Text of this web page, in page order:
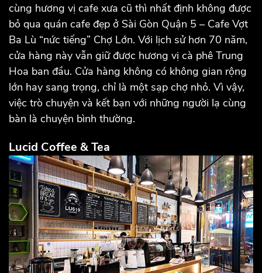
cùng hương vị cafe xưa cũ thì nhất định không được
bỏ qua quán cafe đẹp ở Sài Gòn Quận 5 – Cafe Vợt
Ba Lù “nức tiếng” Chợ Lớn. Với lịch sử hơn 70 năm,
cửa hàng này vẫn giữ được hương vị cà phê Trung
Hoa ban đầu. Cửa hàng không có không gian rộng
lớn hay sang trọng, chỉ là một sạp chợ nhỏ. Vì vậy,
việc trò chuyện và kết bạn với những người lạ cùng
bàn là chuyện bình thường.
Lucid Coffee & Tea